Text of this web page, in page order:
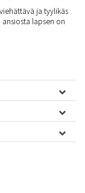
ja tyylikäs
lapsen on